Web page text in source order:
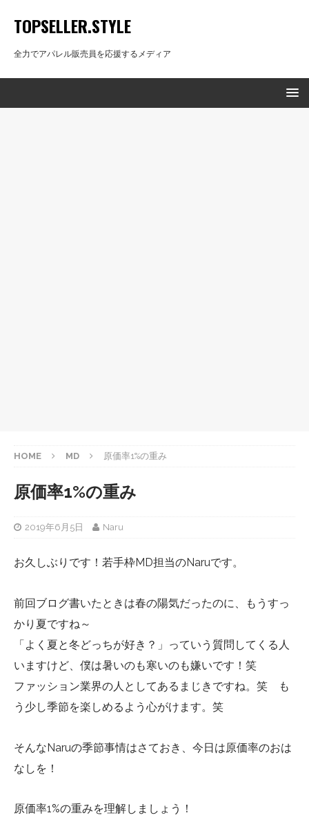
TOPSELLER.STYLE
全力でアパレル販売員を応援するメディア
HOME MD 原価率1%の重み
原価率1%の重み
2019年6月5日 Naru
お久しぶりです！若手枠MD担当のNaruです。
前回ブログ書いたときは春の陽気だったのに、もうすっ
かり夏ですね～
「よく夏と冬どっちが好き？」っていう質問してくる人
いますけど、僕は暑いのも寒いのも嫌いです！笑
ファッション業界の人としてあるまじきですね。笑 も
う少し季節を楽しめるよう心がけます。笑
そんなNaruの季節事情はさておき、今日は原価率のおは
なしを！
原価率1%の重みを理解しましょう！